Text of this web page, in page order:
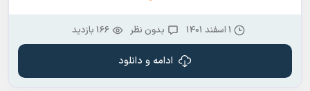
1 اسفند 1401 بدون نظر 166 بازدید
ادامه و دانلود